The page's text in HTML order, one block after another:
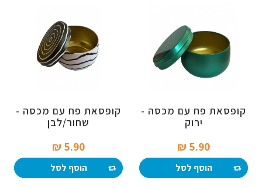
קופסאת פח עם מכסה -
ירוק
5.90 ₪‎
הוסף לסל
קופסאת פח עם מכסה -
שחור/לבן
5.90 ₪‎
הוסף לסל